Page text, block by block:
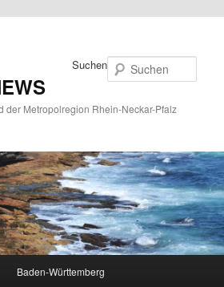
der Metropolregion Rhein-Neckar-Pfalz
Suchen
Baden-Württemberg